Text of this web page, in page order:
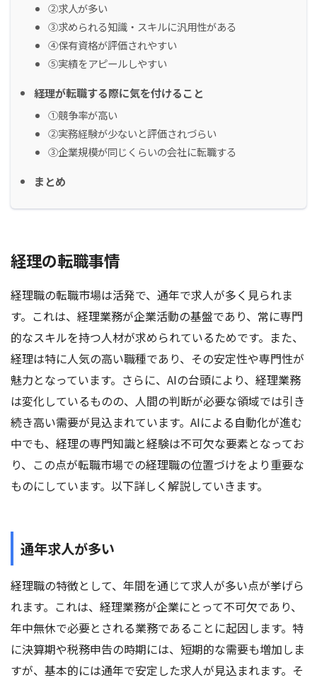
②求人が多い
③求められる知識・スキルに汎用性がある
④保有資格が評価されやすい
⑤実績をアピールしやすい
経理が転職する際に気を付けること
①競争率が高い
②実務経験が少ないと評価されづらい
③企業規模が同じくらいの会社に転職する
まとめ
経理の転職事情
経理職の転職市場は活発で、通年で求人が多く見られま
す。これは、経理業務が企業活動の基盤であり、常に専門
的なスキルを持つ人材が求められているためです。また、
経理は特に人気の高い職種であり、その安定性や専門性が
魅力となっています。さらに、AIの台頭により、経理業務
は変化しているものの、人間の判断が必要な領域では引き
続き高い需要が見込まれています。AIによる自動化が進む
中でも、経理の専門知識と経験は不可欠な要素となってお
り、この点が転職市場での経理職の位置づけをより重要な
ものにしています。以下詳しく解説していきます。
通年求人が多い
経理職の特徴として、年間を通じて求人が多い点が挙げら
れます。これは、経理業務が企業にとって不可欠であり、
年中無休で必要とされる業務であることに起因します。特
に決算期や税務申告の時期には、短期的な需要も増加しま
すが、基本的には通年で安定した求人が見込まれます。そ